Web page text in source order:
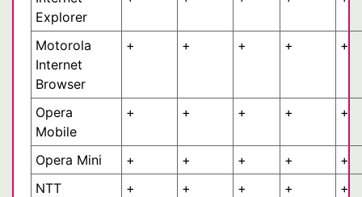
Explorer
Motorola
Internet
Browser
+ + + + +
Opera
Mobile
+ + + + +
Opera Mini + + + +
+
NTT
+ + + + +